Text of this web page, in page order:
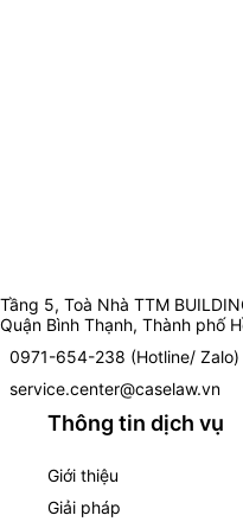
Tầng 5, Toà Nhà TTM
Quận Bình Thạnh, Thành phố
0971-654-238 (Hotline/ Zalo)
service.center@caselaw.vn
Thông tin dịch vụ
Giới thiệu
Giải pháp